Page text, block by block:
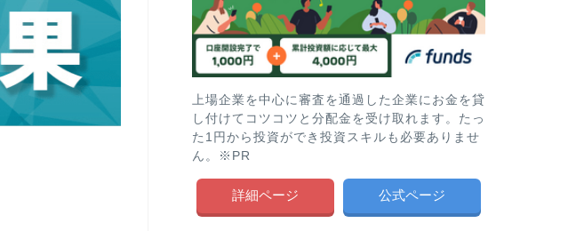
上場企業を中心に審査を通過した企業にお金を貸
し付けてコツコツと分配金を受け取れます。たっ
た1円から投資ができ投資スキルも必要ありませ
ん。※PR
詳細ページ 公式ページ